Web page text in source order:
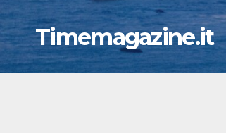
Timemagazine.it